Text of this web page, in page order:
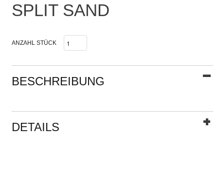
SPLIT SAND
ANZAHL STÜCK
BESCHREIBUNG
DETAILS